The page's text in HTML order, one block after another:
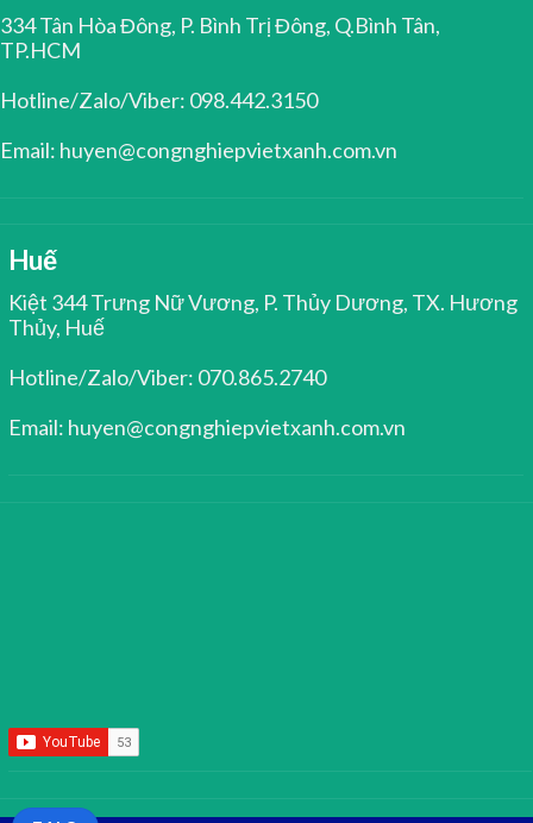
334 Tân Hòa Đông, P. Bình Trị Đông, Q.Bình Tân,
TP.HCM
Hotline/Zalo/Viber: 098.442.3150
Email: huyen@congnghiepvietxanh.com.vn
Huế
Kiệt 344 Trưng Nữ Vương, P. Thủy Dương, TX. Hương
Thủy, Huế
Hotline/Zalo/Viber: 070.865.2740
Email: huyen@congnghiepvietxanh.com.vn